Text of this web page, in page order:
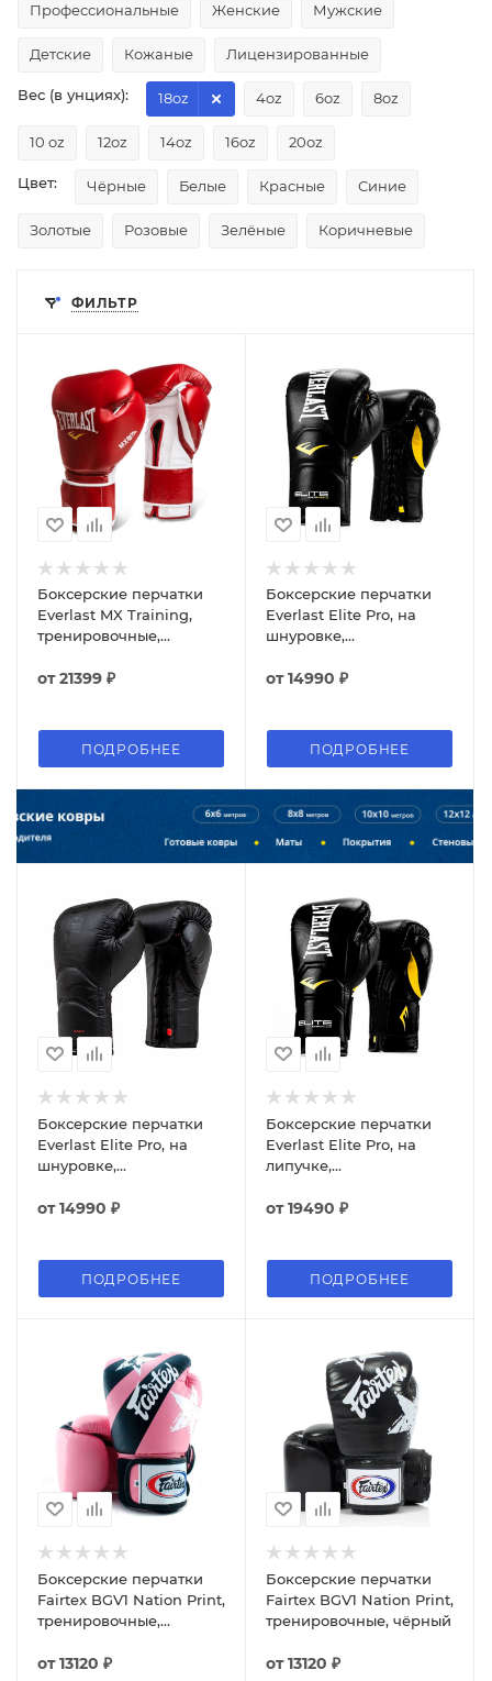
Профессиональные Женские Мужские
Детские Кожаные Лицензированные
Вес (в унциях): 4oz 6oz 8oz
10 oz 12oz 14oz 16oz
18oz
20oz
Цвет: Чёрные Белые Красные Синие
Золотые Розовые Зелёные Коричневые
ФИЛЬТР
Боксерские перчатки
Everlast MX Training,
тренировочные,
от21399 ₽
ПОДРОБНЕЕ
Боксерские перчатки
Everlast Elite Pro, на
шнуровке,
белый
от14990 ₽
ПОДРОБНЕЕ
Боксерские перчатки
Everlast Elite Pro, на
шнуровке,
от14990 ₽
ПОДРОБНЕЕ
Боксерские перчатки
Everlast Elite Pro, на
липучке,
от19490 ₽
ПОДРОБНЕЕ
Боксерские перчатки
Fairtex BGV1 Nation Print,
тренировочные,
от13120 ₽
Боксерские перчатки
Fairtex BGV1 Nation Print,
тренировочные, чёрный
от13120 ₽